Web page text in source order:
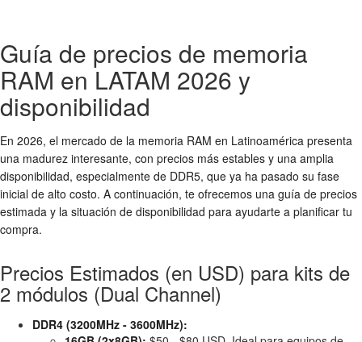
Guía de precios de memoria
RAM en LATAM 2026 y
disponibilidad
En 2026, el mercado de la memoria RAM en Latinoamérica presenta
una madurez interesante, con precios más estables y una amplia
disponibilidad, especialmente de DDR5, que ya ha pasado su fase
inicial de alto costo. A continuación, te ofrecemos una guía de precios
estimada y la situación de disponibilidad para ayudarte a planificar tu
compra.
Precios Estimados (en USD) para kits de
2 módulos (Dual Channel)
DDR4 (3200MHz - 3600MHz):